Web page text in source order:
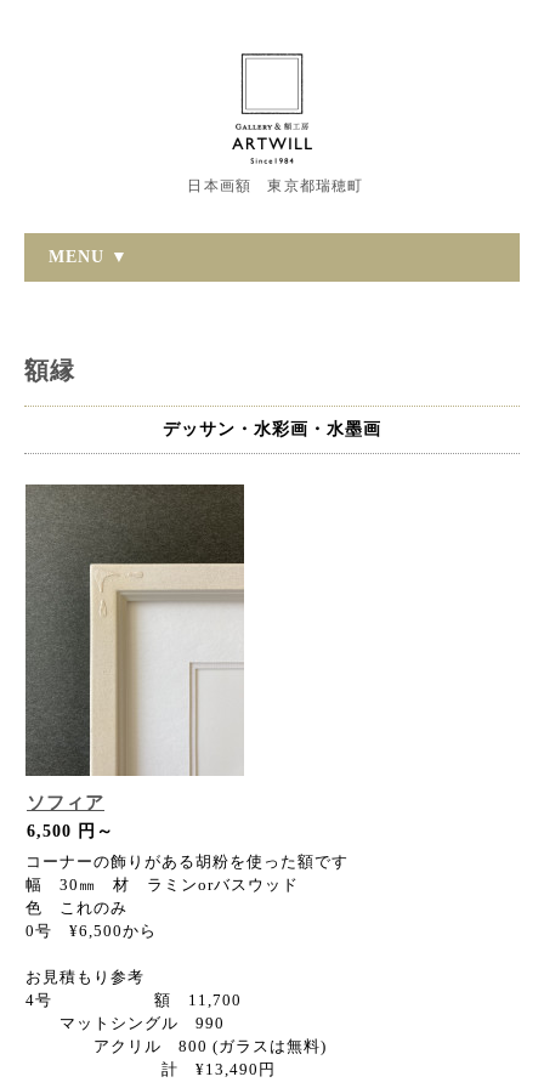
日本画額 東京都瑞穂町
MENU ▼
額縁
デッサン・水彩画・水墨画
ソフィア
6,500 円～
コーナーの飾りがある胡粉を使った額です
幅 30㎜ 材 ラミンorバスウッド
色 これのみ
0号 ¥6,500から
お見積もり参考
4号 額 11,700
マットシングル 990
アクリル 800 (ガラスは無料)
計 ¥13,490円